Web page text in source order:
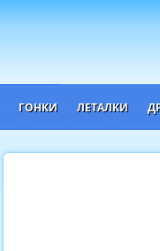
ГОНКИ ЛЕТАЛКИ